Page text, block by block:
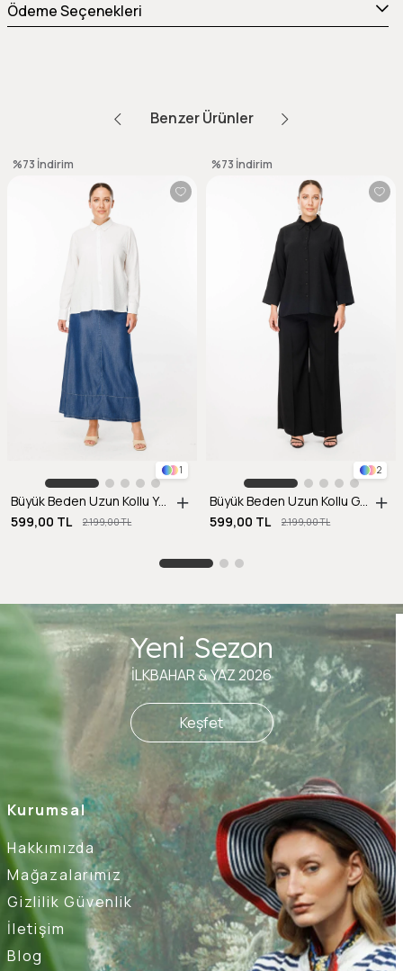
Ödeme Seçenekleri
Benzer Ürünler
1
Büyük Beden Uzun Kollu Yanı Yırtmaçlı Gömlek-KEMIK
599,00 TL
2.199,00 TL
%73 İndirim
2
Büyük Beden Uzun Kollu Gömlek-SİYAH
599,00 TL
2.199,00 TL
%73 İndirim
Kurumsal
Hakkımızda
Mağazalarımız
Gizlilik Güvenlik
İletişim
Blog
Yeni Sezon
İLKBAHAR & YAZ 2026
Keşfet